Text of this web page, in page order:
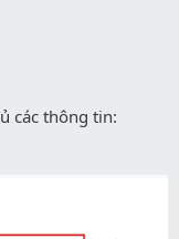
các thông tin: